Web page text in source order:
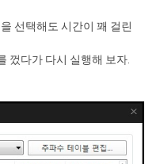
선택해도 시간이 꽤 걸린
껐다가 다시 실행해 보자.